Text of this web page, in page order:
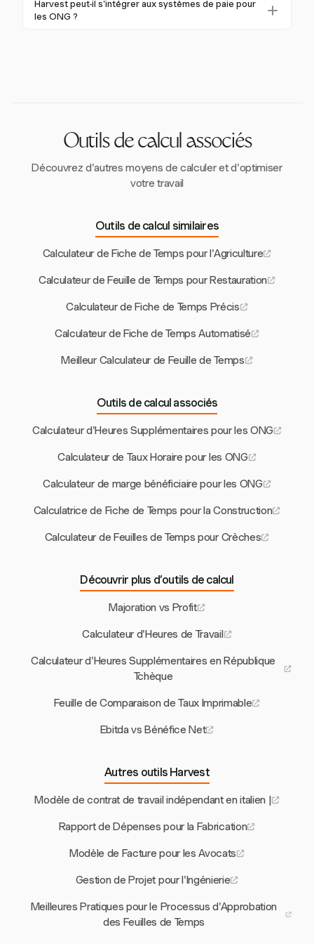
également entraîner une perte de financement ou de
bénévoles et du personnel en mettant en œuvre des
Harvest peut-il s'intégrer aux systèmes de paie pour
les ONG ?
Outils de calcul associés
Découvrez d'autres moyens de calculer et d'optimiser
votre travail
Outils de calcul similaires
Calculateur de Fiche de Temps pour l'Agriculture
Calculateur de Feuille de Temps pour Restauration
Calculateur de Fiche de Temps Précis
Calculateur de Fiche de Temps Automatisé
Meilleur Calculateur de Feuille de Temps
Outils de calcul associés
Calculateur d'Heures Supplémentaires pour les ONG
Calculateur de Taux Horaire pour les ONG
Calculateur de marge bénéficiaire pour les ONG
Calculatrice de Fiche de Temps pour la Construction
Calculateur de Feuilles de Temps pour Crèches
Découvrir plus d’outils de calcul
Majoration vs Profit
Calculateur d'Heures de Travail
Calculateur d'Heures Supplémentaires en République
Tchèque
Feuille de Comparaison de Taux Imprimable
Ebitda vs Bénéfice Net
Autres outils Harvest
Modèle de contrat de travail indépendant en italien |
Rapport de Dépenses pour la Fabrication
Modèle de Facture pour les Avocats
Gestion de Projet pour l'Ingénierie
Meilleures Pratiques pour le Processus d'Approbation
des Feuilles de Temps